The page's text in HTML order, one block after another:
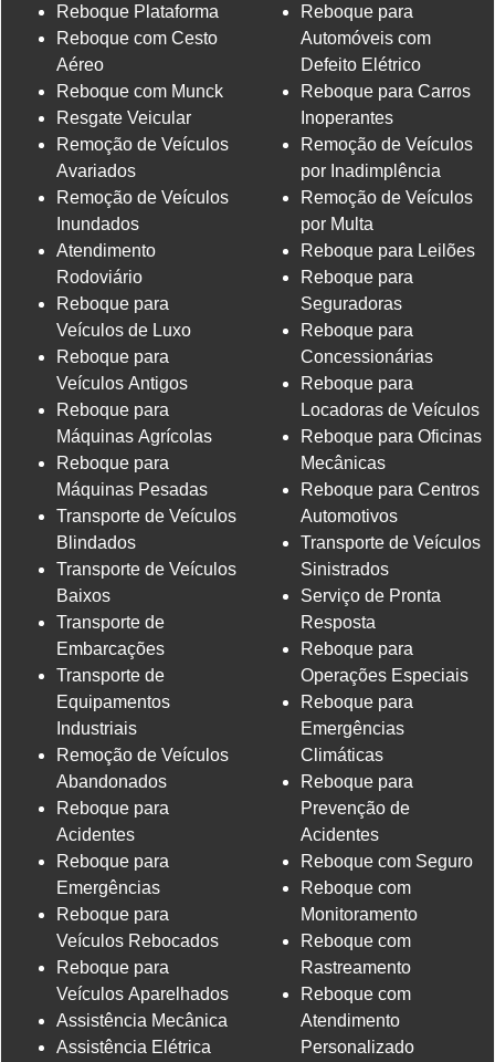
Reboque Plataforma
Reboque com Cesto
Aéreo
Reboque com Munck
Resgate Veicular
Remoção de Veículos
Avariados
Remoção de Veículos
Inundados
Atendimento
Rodoviário
Reboque para
Veículos de Luxo
Reboque para
Veículos Antigos
Reboque para
Máquinas Agrícolas
Reboque para
Máquinas Pesadas
Transporte de Veículos
Blindados
Transporte de Veículos
Baixos
Transporte de
Embarcações
Transporte de
Equipamentos
Industriais
Remoção de Veículos
Abandonados
Reboque para
Acidentes
Reboque para
Emergências
Reboque para
Veículos Rebocados
Reboque para
Veículos Aparelhados
Assistência Mecânica
Assistência Elétrica
Reboque para
Automóveis com
Defeito Elétrico
Reboque para Carros
Inoperantes
Remoção de Veículos
por Inadimplência
Remoção de Veículos
por Multa
Reboque para Leilões
Reboque para
Seguradoras
Reboque para
Concessionárias
Reboque para
Locadoras de Veículos
Reboque para Oficinas
Mecânicas
Reboque para Centros
Automotivos
Transporte de Veículos
Sinistrados
Serviço de Pronta
Resposta
Reboque para
Operações Especiais
Reboque para
Emergências
Climáticas
Reboque para
Prevenção de
Acidentes
Reboque com Seguro
Reboque com
Monitoramento
Reboque com
Rastreamento
Reboque com
Atendimento
Personalizado